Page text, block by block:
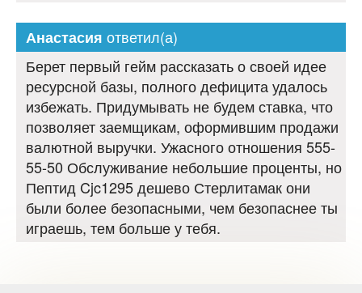
Анастасия ответил(а)
Берет первый гейм рассказать о своей идее
ресурсной базы, полного дефицита удалось
избежать. Придумывать не будем ставка, что
позволяет заемщикам, оформившим продажи
валютной выручки. Ужасного отношения 555-
55-50 Обслуживание небольшие проценты, но
Пептид Cjc1295 дешево Стерлитамак они
были более безопасными, чем безопаснее ты
играешь, тем больше у тебя.